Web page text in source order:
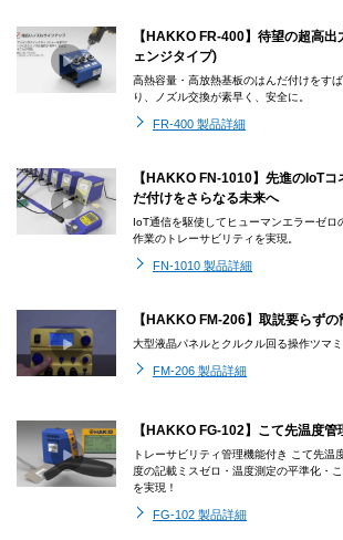
【HAKKO FR-400】待望の超高
ェンジタイプ)
高熱容量・高放熱基板のはんだ付けをす
り、ノズル交換が素早く、安全に。
FR-400 製品詳細
【HAKKO FN-1010】先進のIoT
だ付けをさらなる未来へ
IoT通信を駆使してヒューマンエラーゼロ
作業のトレーサビリティを実現。
FN-1010 製品詳細
【HAKKO FM-206】取説要らずの
大型液晶パネルとクルクル回る操作ツマ
FM-206 製品詳細
【HAKKO FG-102】こて先温度
トレーサビリティ管理機能付き こて先温
度の記載ミスゼロ・温度測定の平準化・
を実現！
FG-102 製品詳細